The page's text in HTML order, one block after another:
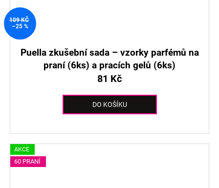
109 KČ
–25 %
Puella zkušební sada – vzorky parfémů na
praní (6ks) a pracích gelů (6ks)
81 Kč
DO KOŠÍKU
AKCE
60 PRANÍ